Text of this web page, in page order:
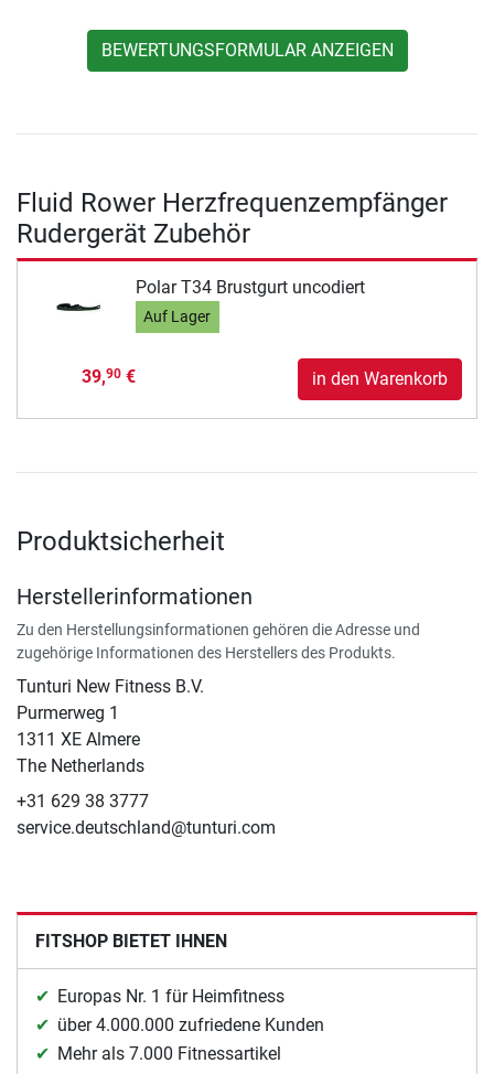
BEWERTUNGSFORMULAR ANZEIGEN
Fluid Rower Herzfrequenzempfänger
Rudergerät Zubehör
Polar T34 Brustgurt uncodiert
Auf Lager
39,90€ in den Warenkorb
Produktsicherheit
Herstellerinformationen
Zu den Herstellungsinformationen gehören die Adresse und
zugehörige Informationen des Herstellers des Produkts.
Tunturi New Fitness B.V.
​Purmerweg 1
1311 XE Almere
The Netherlands
+31 629 38 3777
service.deutschland@tunturi.com
FITSHOP BIETET IHNEN
Europas Nr. 1 für Heimfitness
über 4.000.000 zufriedene Kunden
Mehr als 7.000 Fitnessartikel